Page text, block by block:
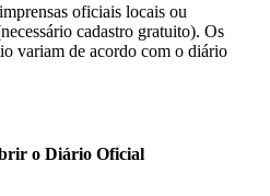
oficiais locais ou
cadastro gratuito). Os
variam de acordo com o diário
o Diário Oficial